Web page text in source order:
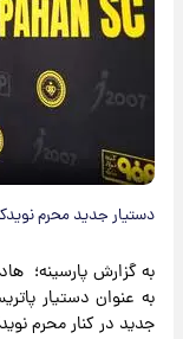
دستیار جدید محرم
به گزارش پارسینه؛
به عنوان دستیار
جدید در کنار محرم